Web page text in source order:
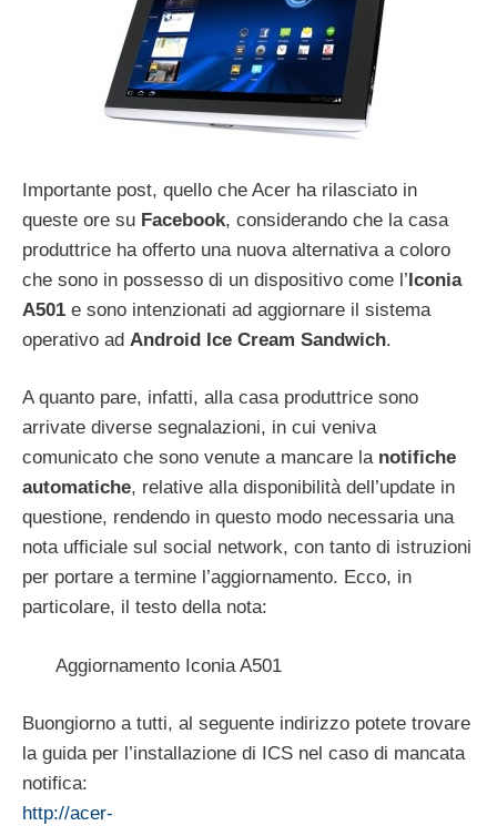
Importante post, quello che Acer ha rilasciato in
queste ore su Facebook, considerando che la casa
produttrice ha offerto una nuova alternativa a coloro
che sono in possesso di un dispositivo come l’Iconia
A501 e sono intenzionati ad aggiornare il sistema
operativo ad Android Ice Cream Sandwich.
A quanto pare, infatti, alla casa produttrice sono
arrivate diverse segnalazioni, in cui veniva
comunicato che sono venute a mancare la notifiche
automatiche, relative alla disponibilità dell’update in
questione, rendendo in questo modo necessaria una
nota ufficiale sul social network, con tanto di istruzioni
per portare a termine l’aggiornamento. Ecco, in
particolare, il testo della nota:
Aggiornamento Iconia A501
Buongiorno a tutti, al seguente indirizzo potete trovare
la guida per l’installazione di ICS nel caso di mancata
notifica:
http://acer-